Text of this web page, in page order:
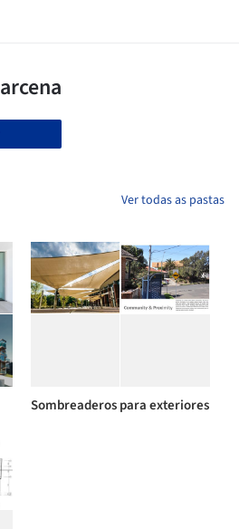
Ver todas as pastas
Sombreaderos para exteriores